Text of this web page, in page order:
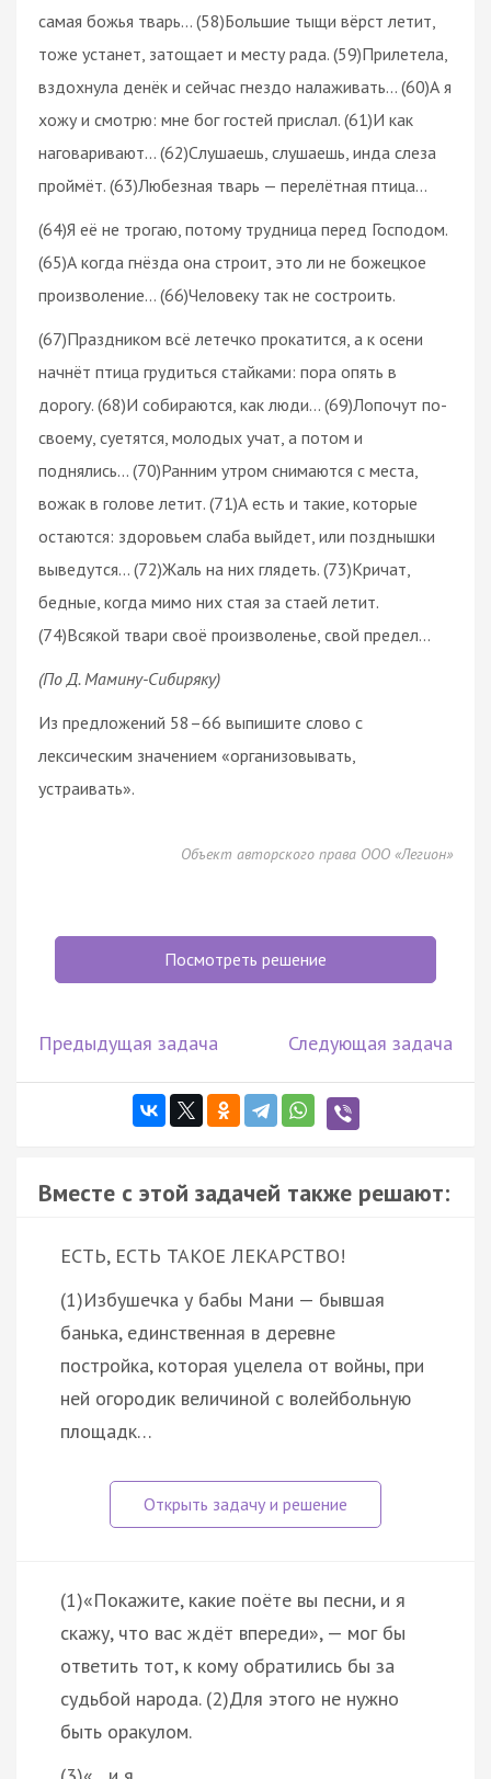
самая божья тварь… (58)Большие тыщи вёрст летит,
тоже устанет, затощает и месту рада. (59)Прилетела,
вздохнула денёк и сейчас гнездо налаживать… (60)А я
хожу и смотрю: мне бог гостей прислал. (61)И как
наговаривают… (62)Слушаешь, слушаешь, инда слеза
проймёт. (63)Любезная тварь — перелётная птица…
(64)Я её не трогаю, потому трудница перед Господом.
(65)А когда гнёзда она строит, это ли не божецкое
произволение… (66)Человеку так не состроить.
(67)Праздником всё летечко прокатится, а к осени
начнёт птица грудиться стайками: пора опять в
дорогу. (68)И собираются, как люди… (69)Лопочут по-
своему, суетятся, молодых учат, а потом и
поднялись… (70)Ранним утром снимаются с места,
вожак в голове летит. (71)А есть и такие, которые
остаются: здоровьем слаба выйдет, или позднышки
выведутся… (72)Жаль на них глядеть. (73)Кричат,
бедные, когда мимо них стая за стаей летит.
(74)Всякой твари своё произволенье, свой предел…
(По Д. Мамину-Сибиряку)
Из предложений 58–66 выпишите слово с
лексическим значением «организовывать,
устраивать».
Объект авторского права ООО «Легион»
Посмотреть решение
Предыдущая задача Следующая задача
Вместе с этой задачей также решают:
ЕСТЬ, ЕСТЬ ТАКОЕ ЛЕКАРСТВО!
(1)Избушечка у бабы Мани — бывшая
банька, единственная в деревне
постройка, которая уцелела от войны, при
ней огородик величиной с волейбольную
площадк…
(1)«Покажите, какие поёте вы песни, и я
скажу, что вас ждёт впереди», — мог бы
ответить тот, к кому обратились бы за
судьбой народа. (2)Для этого не нужно
быть оракулом.